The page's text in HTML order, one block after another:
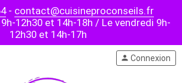
- contact@cuisineproconseils.fr
12h30 et 14h-18h / Le vendredi 9h-
12h30 et 14h-17h
person Connexion